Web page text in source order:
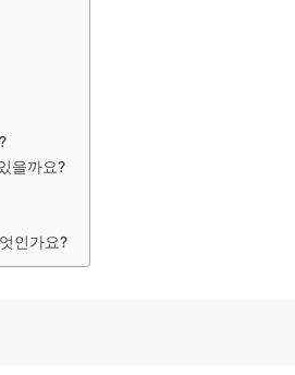
을까요?
인가요?